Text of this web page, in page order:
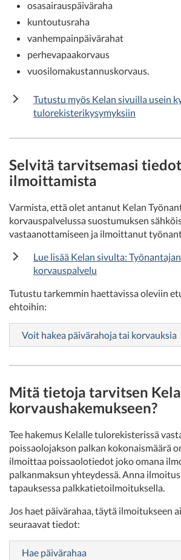
osasairauspäiväraha
kuntoutusraha
vanhempainpäivärahat
perhevapaakorvaus
vuosilomakustannuskorvaus.
Tutustu myös Kelan sivuilla usein
tulorekisterikysymyksiin
Selvitä tarvitsemasi
ilmoittamista
Varmista, että olet antanut Kelan
korvauspalvelussa suostumuksen
vastaanottamiseen ja ilmoittanut
Lue lisää Kelan sivulta:
korvauspalvelu
Tutustu tarkemmin haettavissa oleviin
ehtoihin:
Voit hakea päivärahoja tai korvauksia
Mitä tietoja tarvitsen
korvaushakemukseen?
Tee hakemus Kelalle tulorekisterissä
poissaolojakson palkan kokonaismäärä
ilmoittaa poissaolotiedot joko omana
palkanmaksun yhteydessä. Anna
tapauksessa palkkatietoilmoituksella.
Jos haet päivärahaa, täytä ilmoitukseen
seuraavat tiedot:
Hae päivärahaa